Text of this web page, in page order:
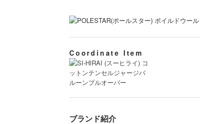
Coordinate Item
ブランド紹介